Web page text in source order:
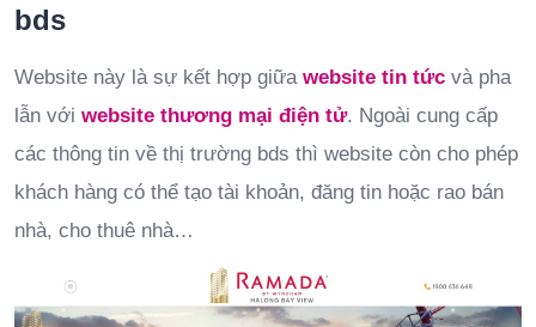
bds
Website này là sự kết hợp giữa website tin tức và pha
lẫn với website thương mại điện tử. Ngoài cung cấp
các thông tin về thị trường bds thì website còn cho phép
khách hàng có thể tạo tài khoản, đăng tin hoặc rao bán
nhà, cho thuê nhà…